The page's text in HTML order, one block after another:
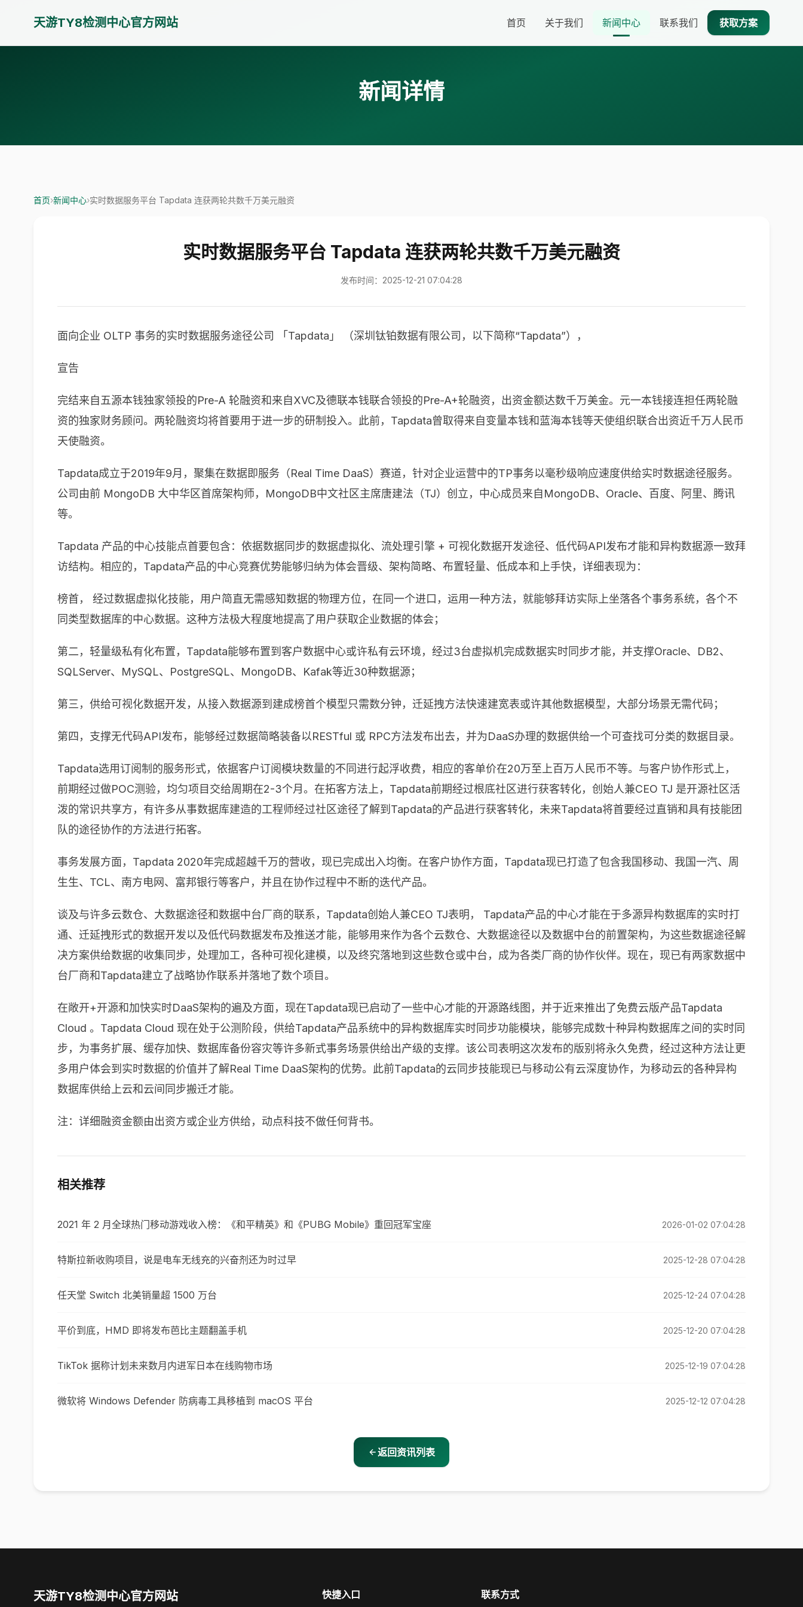
天游TY8检测中心官方网站 首页 关于我们 新闻中心 联系我们 获取方案
新闻详情
首页›新闻中心›实时数据服务平台 Tapdata 连获两轮共数千万美元融资
实时数据服务平台 Tapdata 连获两轮共数千万美元融资
发布时间：2025-12-21 07:04:28
面向企业 OLTP 事务的实时数据服务途径公司 「Tapdata」 （深圳钛铂数据有限公司，以下简称“Tapdata”），
宣告
完结来自五源本钱独家领投的Pre-A 轮融资和来自XVC及德联本钱联合领投的Pre-A+轮融资，出资金额达数千万美金。元一本钱接连担任两轮融
资的独家财务顾问。两轮融资均将首要用于进一步的研制投入。此前，Tapdata曾取得来自变量本钱和蓝海本钱等天使组织联合出资近千万人民币
天使融资。
Tapdata成立于2019年9月，聚集在数据即服务（Real Time DaaS）赛道，针对企业运营中的TP事务以毫秒级响应速度供给实时数据途径服务。
公司由前 MongoDB 大中华区首席架构师，MongoDB中文社区主席唐建法（TJ）创立，中心成员来自MongoDB、Oracle、百度、阿里、腾讯
等。
Tapdata 产品的中心技能点首要包含：依据数据同步的数据虚拟化、流处理引擎 + 可视化数据开发途径、低代码API发布才能和异构数据源一致拜
访结构。相应的，Tapdata产品的中心竞赛优势能够归纳为体会晋级、架构简略、布置轻量、低成本和上手快，详细表现为：
榜首， 经过数据虚拟化技能，用户简直无需感知数据的物理方位，在同一个进口，运用一种方法，就能够拜访实际上坐落各个事务系统，各个不
同类型数据库的中心数据。这种方法极大程度地提高了用户获取企业数据的体会；
第二，轻量级私有化布置，Tapdata能够布置到客户数据中心或许私有云环境，经过3台虚拟机完成数据实时同步才能，并支撑Oracle、DB2、
SQLServer、MySQL、PostgreSQL、MongoDB、Kafak等近30种数据源；
第三，供给可视化数据开发，从接入数据源到建成榜首个模型只需数分钟，迁延拽方法快速建宽表或许其他数据模型，大部分场景无需代码；
第四，支撑无代码API发布，能够经过数据简略装备以RESTful 或 RPC方法发布出去，并为DaaS办理的数据供给一个可查找可分类的数据目录。
Tapdata选用订阅制的服务形式，依据客户订阅模块数量的不同进行起浮收费，相应的客单价在20万至上百万人民币不等。与客户协作形式上，
前期经过做POC测验，均匀项目交给周期在2-3个月。在拓客方法上，Tapdata前期经过根底社区进行获客转化，创始人兼CEO TJ 是开源社区活
泼的常识共享方，有许多从事数据库建造的工程师经过社区途径了解到Tapdata的产品进行获客转化，未来Tapdata将首要经过直销和具有技能团
队的途径协作的方法进行拓客。
事务发展方面，Tapdata 2020年完成超越千万的营收，现已完成出入均衡。在客户协作方面，Tapdata现已打造了包含我国移动、我国一汽、周
生生、TCL、南方电网、富邦银行等客户，并且在协作过程中不断的迭代产品。
谈及与许多云数仓、大数据途径和数据中台厂商的联系，Tapdata创始人兼CEO TJ表明， Tapdata产品的中心才能在于多源异构数据库的实时打
通、迁延拽形式的数据开发以及低代码数据发布及推送才能，能够用来作为各个云数仓、大数据途径以及数据中台的前置架构，为这些数据途径解
决方案供给数据的收集同步，处理加工，各种可视化建模，以及终究落地到这些数仓或中台，成为各类厂商的协作伙伴。现在，现已有两家数据中
台厂商和Tapdata建立了战略协作联系并落地了数个项目。
在敞开+开源和加快实时DaaS架构的遍及方面，现在Tapdata现已启动了一些中心才能的开源路线图，并于近来推出了免费云版产品Tapdata
Cloud 。Tapdata Cloud 现在处于公测阶段，供给Tapdata产品系统中的异构数据库实时同步功能模块，能够完成数十种异构数据库之间的实时同
步，为事务扩展、缓存加快、数据库备份容灾等许多新式事务场景供给出产级的支撑。该公司表明这次发布的版别将永久免费，经过这种方法让更
多用户体会到实时数据的价值并了解Real Time DaaS架构的优势。此前Tapdata的云同步技能现已与移动公有云深度协作，为移动云的各种异构
数据库供给上云和云间同步搬迁才能。
注：详细融资金额由出资方或企业方供给，动点科技不做任何背书。
相关推荐
2021 年 2 月全球热门移动游戏收入榜：《和平精英》和《PUBG Mobile》重回冠军宝座 2026-01-02 07:04:28
特斯拉新收购项目，说是电车无线充的兴奋剂还为时过早 2025-12-28 07:04:28
任天堂 Switch 北美销量超 1500 万台 2025-12-24 07:04:28
平价到底，HMD 即将发布芭比主题翻盖手机 2025-12-20 07:04:28
TikTok 据称计划未来数月内进军日本在线购物市场 2025-12-19 07:04:28
微软将 Windows Defender 防病毒工具移植到 macOS 平台 2025-12-12 07:04:28
返回资讯列表
天游TY8检测中心官方网站 快捷入口 联系方式